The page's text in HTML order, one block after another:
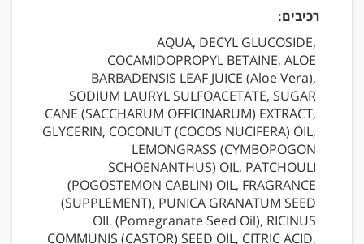
רכיבים:
AQUA, DECYL GLUCOSIDE,
COCAMIDOPROPYL BETAINE, ALOE
BARBADENSIS LEAF JUICE (Aloe Vera),
SODIUM LAURYL SULFOACETATE, SUGAR
CANE (SACCHARUM OFFICINARUM) EXTRACT,
GLYCERIN, COCONUT (COCOS NUCIFERA) OIL,
LEMONGRASS (CYMBOPOGON
SCHOENANTHUS) OIL, PATCHOULI
(POGOSTEMON CABLIN) OIL, FRAGRANCE
(SUPPLEMENT), PUNICA GRANATUM SEED
OIL (Pomegranate Seed Oil), RICINUS
COMMUNIS (CASTOR) SEED OIL, CITRIC ACID,